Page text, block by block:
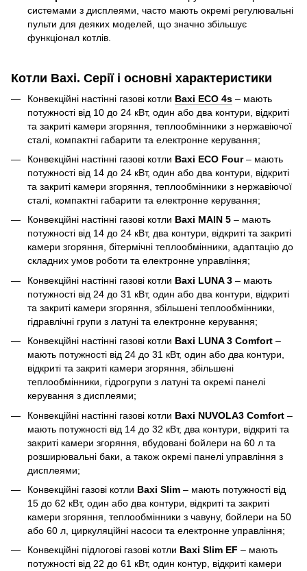
системами з дисплеями, часто мають окремі регулювальні
пульти для деяких моделей, що значно збільшує
функціонал котлів.
Котли Baxi. Серії і основні характеристики
Конвекційні настінні газові котли Baxi ECO 4s – мають
потужності від 10 до 24 кВт, один або два контури, відкриті
та закриті камери згоряння, теплообмінники з нержавіючої
сталі, компактні габарити та електронне керування;
Конвекційні настінні газові котли Baxi ECO Four– мають
потужності від 14 до 24 кВт, один або два контури, відкриті
та закриті камери згоряння, теплообмінники з нержавіючої
сталі, компактні габарити та електронне керування;
Конвекційні настінні газові котли Baxi MAIN 5 – мають
потужності від 14 до 24 кВт, два контури, відкриті та закриті
камери згоряння, бітермічні теплообмінники, адаптацію до
складних умов роботи та електронне управління;
Конвекційні настінні газові котли Baxi LUNA 3 – мають
потужності від 24 до 31 кВт, один або два контури, відкриті
та закриті камери згоряння, збільшені теплообмінники,
гідравлічні групи з латуні та електронне керування;
Конвекційні настінні газові котли Baxi LUNA 3 Comfort –
мають потужності від 24 до 31 кВт, один або два контури,
відкриті та закриті камери згоряння, збільшені
теплообмінники, гідрогрупи з латуні та окремі панелі
керування з дисплеями;
Конвекційні настінні газові котли Baxi NUVOLA3 Comfort –
мають потужності від 14 до 32 кВт, два контури, відкриті та
закриті камери згоряння, вбудовані бойлери на 60 л та
розширювальні баки, а також окремі панелі управління з
дисплеями;
Конвекційні газові котли Baxi Slim – мають потужності від
15 до 62 кВт, один або два контури, відкриті та закриті
камери згоряння, теплообмінники з чавуну, бойлери на 50
або 60 л, циркуляційні насоси та електронне управління;
Конвекційні підлогові газові котли Baxi Slim EF – мають
потужності від 22 до 61 кВт, один контур, відкриті камери